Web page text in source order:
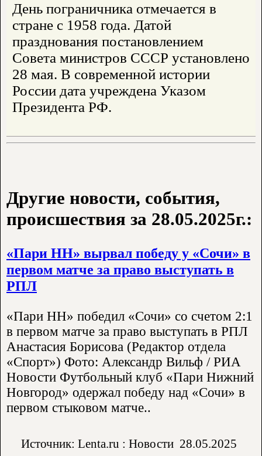
День пограничника отмечается в
стране с 1958 года. Датой
празднования постановлением
Совета министров СССР установлено
28 мая. В современной истории
России дата учреждена Указом
Президента РФ.
Другие новости, события,
происшествия за 28.05.2025г.:
«Пари НН» вырвал победу у «Сочи» в
первом матче за право выступать в
РПЛ
«Пари НН» победил «Сочи» со счетом 2:1
в первом матче за право выступать в РПЛ
Анастасия Борисова (Редактор отдела
«Спорт») Фото: Александр Вильф / РИА
Новости Футбольный клуб «Пари Нижний
Новгород» одержал победу над «Сочи» в
первом стыковом матче..
Источник: Lenta.ru : Новости 28.05.2025